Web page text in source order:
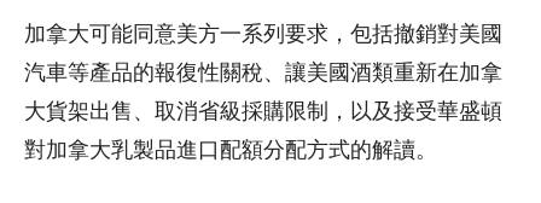
加拿大可能同意美方一系列要求，包括撤銷對美國
汽車等產品的報復性關稅、讓美國酒類重新在加拿
大貨架出售、取消省級採購限制，以及接受華盛頓
對加拿大乳製品進口配額分配方式的解讀。